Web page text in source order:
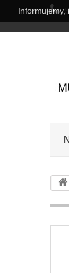
Informujemy,